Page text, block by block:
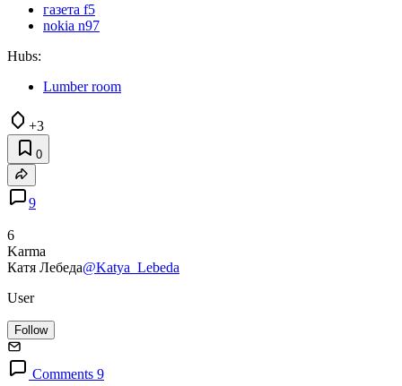
газета f5
nokia n97
Hubs:
Lumber room
+3
0
9
6
Karma
Катя Лебеда@Katya_Lebeda
User
Follow
Comments 9